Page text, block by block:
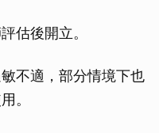
估後開立。
不適，部分情境下也
。